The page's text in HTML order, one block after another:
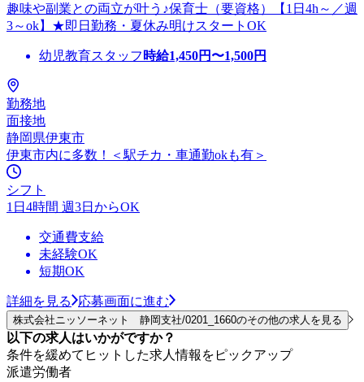
趣味や副業との両立が叶う♪保育士（要資格）【1日4h～／週
3～ok】★即日勤務・夏休み明けスタートOK
幼児教育スタッフ 時給1,450円〜1,500円
勤務地
面接地
静岡県伊東市
伊東市内に多数！＜駅チカ・車通勤okも有＞
シフト
1日4時間 週3日からOK
交通費支給
未経験OK
短期OK
詳細を見る 応募画面に進む
株式会社ニッソーネット 静岡支社/0201_1660のその他の求人を見る
以下の求人はいかがですか？
条件を緩めてヒットした求人情報をピックアップ
派遣労働者